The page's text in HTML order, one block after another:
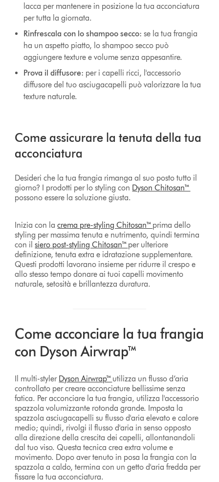
lacca per mantenere in posizione la tua acconciatura
per tutta la giornata.
Rinfrescala con lo shampoo secco: se la tua frangia
ha un aspetto piatto, lo shampoo secco può
aggiungere texture e volume senza appesantire.
Prova il diffusore: per i capelli ricci, l'accessorio
diffusore del tuo asciugacapelli può valorizzare la tua
texture naturale.
Come assicurare la tenuta della tua
acconciatura
Desideri che la tua frangia rimanga al suo posto tutto il
giorno? I prodotti per lo styling con Dyson Chitosan™
possono essere la soluzione giusta.
Inizia con lacrema pre-styling Chitosan™ prima dello
styling per massima tenuta e nutrimento, quindi termina
con ilsiero post-styling Chitosan™ per ulteriore
definizione, tenuta extra e idratazione supplementare.
Questi prodotti lavorano insieme per ridurre il crespo e
allo stesso tempo donare ai tuoi capelli movimento
naturale, setosità e brillantezza duratura.
Come acconciare la tua frangia
con Dyson Airwrap™
Il multi-styler Dyson Airwrap™ utilizza un flusso d’aria
controllato per creare acconciature bellissime senza
fatica. Per acconciare la tua frangia, utilizza l'accessorio
spazzola volumizzante rotonda grande. Imposta la
spazzola asciugacapelli su flusso d'aria elevato e calore
medio; quindi, rivolgi il flusso d'aria in senso opposto
alla direzione della crescita dei capelli, allontanandoli
dal tuo viso. Questa tecnica crea extra volume e
movimento. Dopo aver tenuto in posa la frangia con la
spazzola a caldo, termina con un getto d'aria fredda per
fissare la tua acconciatura.